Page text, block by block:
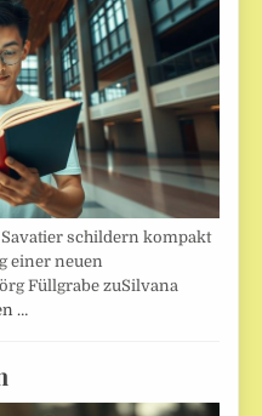
schildern kompakt
einer neuen
Füllgrabe zuSilvana
…